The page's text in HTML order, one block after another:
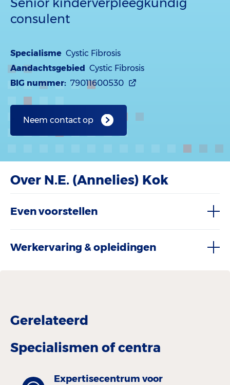
consulent
Specialisme Cystic Fibrosis
Aandachtsgebied Cystic Fibrosis
BIG nummer: 79011600530
Neem contact op
Over N.E. (Annelies) Kok
Even voorstellen
Werkervaring & opleidingen
Gerelateerd
Specialismen of centra
Expertisecentrum voor